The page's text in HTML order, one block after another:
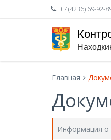
+7 (4236) 69-92-
Главная
Информация о